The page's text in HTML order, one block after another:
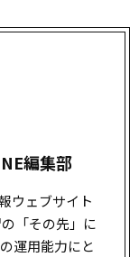
編集部
ウェブサイト
「その先」に
運用能力にと